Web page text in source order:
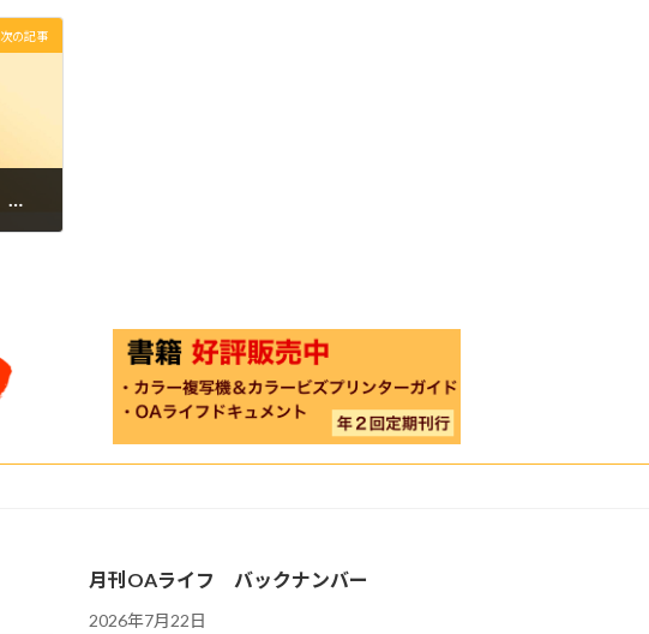
次の記事
リコー 「Qwen2.5-VL-32B-Instruct」ベースのマルチモーダルLLMを開発 図表を含む企業内文書の高度な利活用に
月刊OAライフ バックナンバー
2026年7月22日